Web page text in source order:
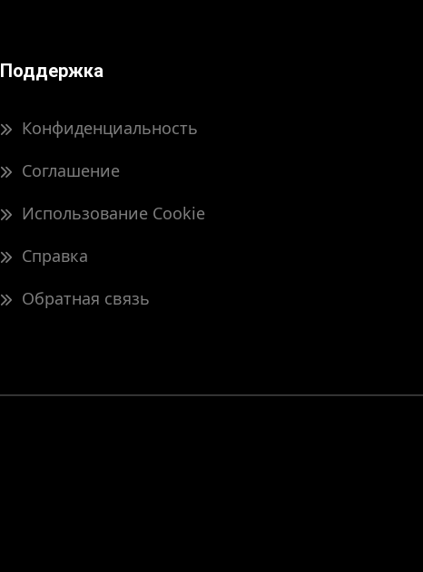
Поддержка
Конфиденциальность
Соглашение
Использование Cookie
Справка
Обратная связь